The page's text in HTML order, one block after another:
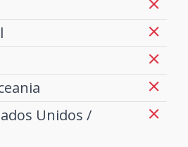
Unidos /